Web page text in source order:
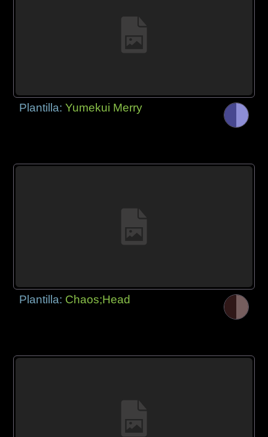
Plantilla:Yumekui Merry
Plantilla: Chaos;Head